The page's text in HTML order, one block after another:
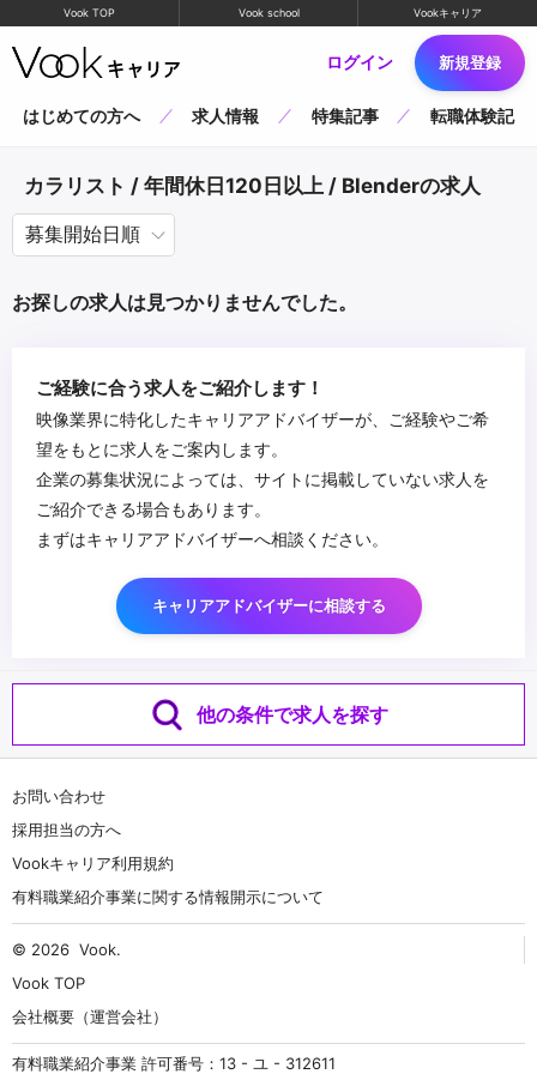
Vook TOP Vook school Vookキャリア
ログイン 新規登録
はじめての方へ 求人情報 特集記事 転職体験記
カラリスト / 年間休日120日以上 / Blenderの求人
お探しの求人は見つかりませんでした。
ご経験に合う求人をご紹介します！
映像業界に特化したキャリアアドバイザーが、ご経験やご希
望をもとに求人をご案内します。
企業の募集状況によっては、サイトに掲載していない求人を
ご紹介できる場合もあります。
まずはキャリアアドバイザーへ相談ください。
キャリアアドバイザーに相談する
他の条件で求人を探す
お問い合わせ
採用担当の方へ
Vookキャリア利用規約
有料職業紹介事業に関する情報開示について
© 2026 Vook.
Vook TOP
会社概要（運営会社）
有料職業紹介事業 許可番号：13 - ユ - 312611